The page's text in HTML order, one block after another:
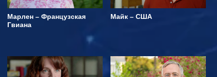
Марлен – Французская
Гвиана
Майк – США